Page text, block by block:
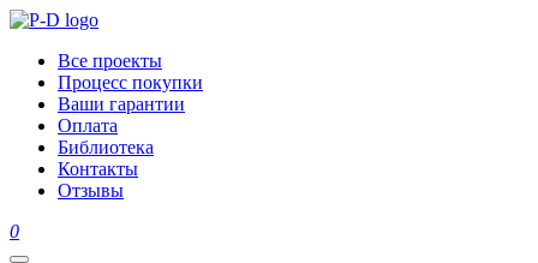
Все проекты
Процесс покупки
Ваши гарантии
Оплата
Библиотека
Контакты
Отзывы
0